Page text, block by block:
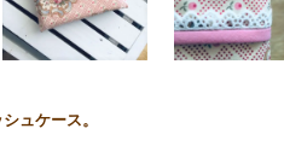
ュケース。